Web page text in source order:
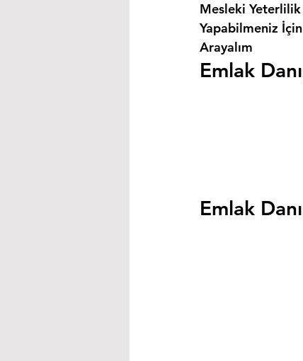
Mesleki Yeterlilik
Yapabilmeniz
Arayalım
Emlak
Emlak